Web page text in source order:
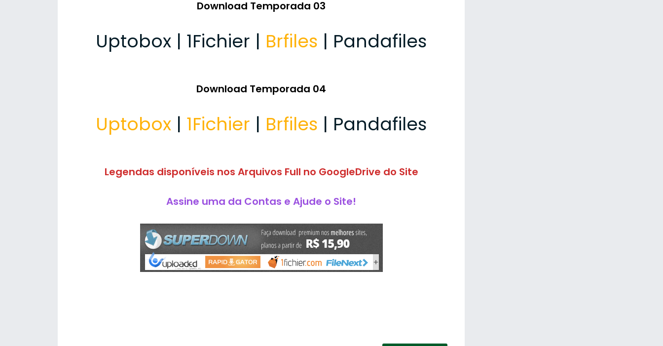
Download Temporada 03
Uptobox | 1Fichier | Brfiles | Pandafiles
Download Temporada 04
Uptobox | 1Fichier | Brfiles | Pandafiles
Legendas disponíveis nos Arquivos Full no GoogleDrive do Site
Assine uma da Contas e Ajude o Site!